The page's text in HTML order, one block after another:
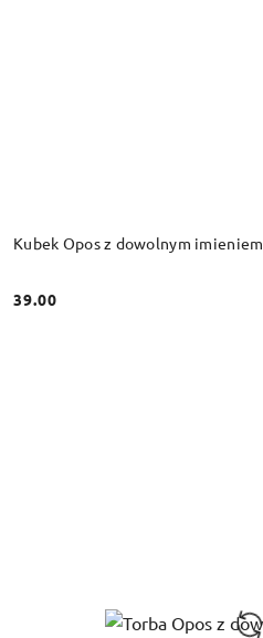
Kubek Opos z dowolnym imieniem
Cena:
39.00